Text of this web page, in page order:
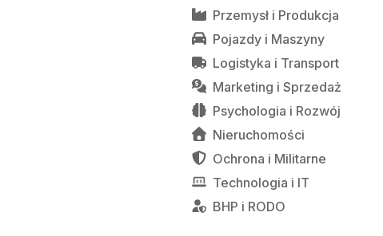
Przemysł i Produkcja
Pojazdy i Maszyny
Logistyka i Transport
Marketing i Sprzedaż
Psychologia i Rozwój
Nieruchomości
Ochrona i Militarne
Technologia i IT
BHP i RODO